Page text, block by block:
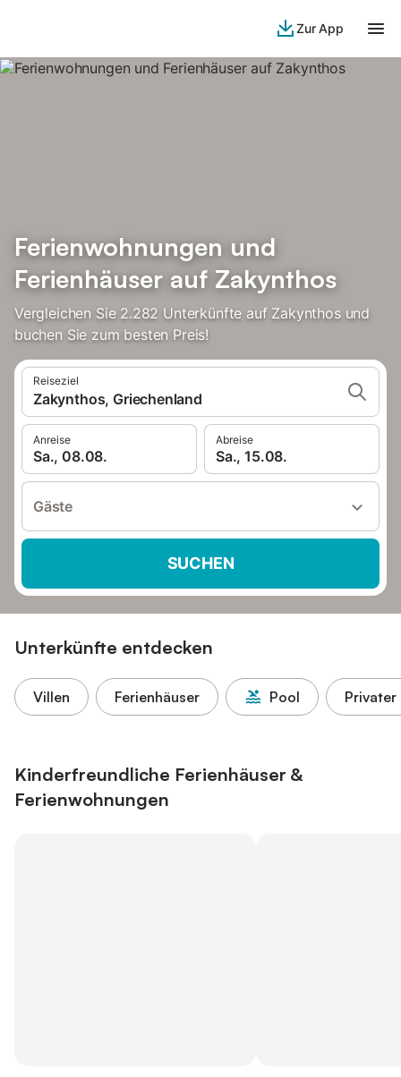
Zur App
Ferienwohnungen und
Ferienhäuser auf Zakynthos
Vergleichen Sie 2.282 Unterkünfte auf Zakynthos und
buchen Sie zum besten Preis!
Reiseziel
Zakynthos, Griechenland
Anreise
Sa., 08.08.
Abreise
Sa., 15.08.
Gäste
SUCHEN
Unterkünfte entdecken
Villen Ferienhäuser Pool Privater
Kinderfreundliche Ferienhäuser &
Ferienwohnungen